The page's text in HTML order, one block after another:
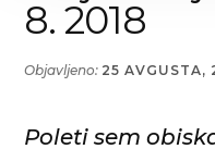
okolja-
vastu.
8. 2018
Objavljeno: 25 AVGUSTA,
Poleti sem